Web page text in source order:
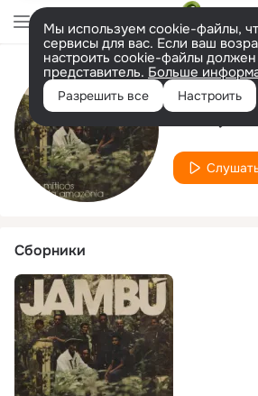
Мы используем cookie-файлы,
сервисы для вас. Если ваш
настроить cookie-файлы
представитель. Больше
Разрешить все Настроить
Сборники